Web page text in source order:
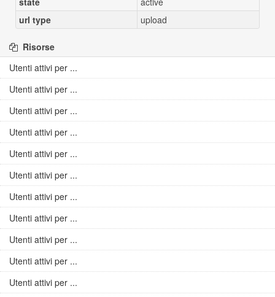
url type
upload
Risorse
Utenti attivi per ...
Utenti attivi per ...
Utenti attivi per ...
Utenti attivi per ...
Utenti attivi per ...
Utenti attivi per ...
Utenti attivi per ...
Utenti attivi per ...
Utenti attivi per ...
Utenti attivi per ...
Utenti attivi per ...